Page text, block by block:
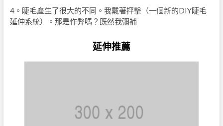
4。睫毛產生了很大的不同。我戴著抨擊（一個新的DIY睫毛
延伸系統）。那是作弊嗎？既然我彌補
延伸推薦